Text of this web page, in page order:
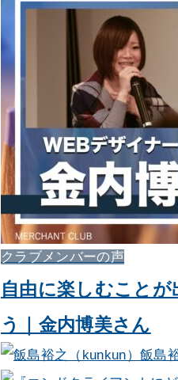
クラブメンバーの声
自由に楽しむこと
う｜金内博美さん
飯島